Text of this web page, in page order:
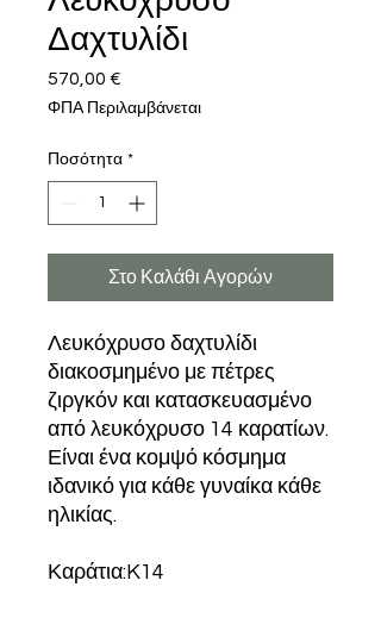
Δαχτυλίδι
570,00 €
ΦΠΑ Περιλαμβάνεται
Ποσότητα *
Στο Καλάθι Αγορών
Λευκόχρυσο δαχτυλίδι
διακοσμημένο με πέτρες
ζιργκόν και κατασκευασμένο
από λευκόχρυσο 14 καρατίων.
Είναι ένα κομψό κόσμημα
ιδανικό για κάθε γυναίκα κάθε
ηλικίας.
Καράτια:K14